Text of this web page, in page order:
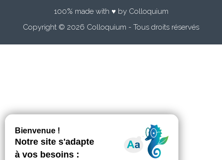
100% made with ♥ by Colloquium
Copyright © 2026 Colloquium - Tous droits réservés